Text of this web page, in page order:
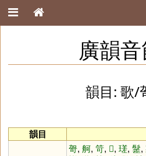
廣韻
韻目: 歌/
韻目
哿, 舸, 笴, 𥰮, 瑳, 䰈,